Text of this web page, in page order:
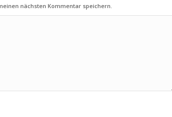
nächsten Kommentar speichern.